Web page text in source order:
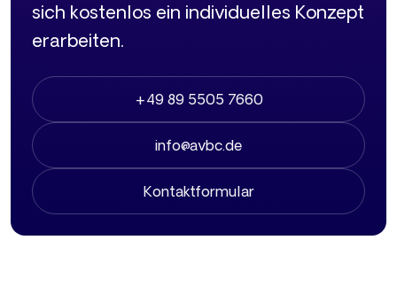
sich kostenlos ein individuelles Konzept
erarbeiten.
+49 89 5505 7660
info@avbc.de
Kontaktformular